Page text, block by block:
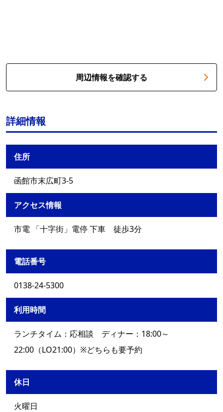
周辺情報を確認する
詳細情報
住所
函館市末広町3-5
アクセス情報
市電 「十字街」電停 下車 徒歩3分
電話番号
0138-24-5300
利用時間
ランチタイム：応相談 ディナー：18:00～
22:00（LO21:00）※どちらも要予約
休日
火曜日